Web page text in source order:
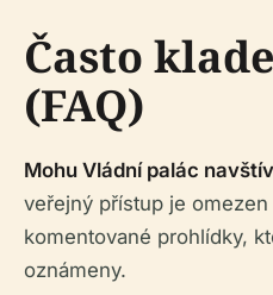
Často
(FAQ)
Mohu Vládní palác
veřejný přístup je
komentované prohlídky,
oznámeny.